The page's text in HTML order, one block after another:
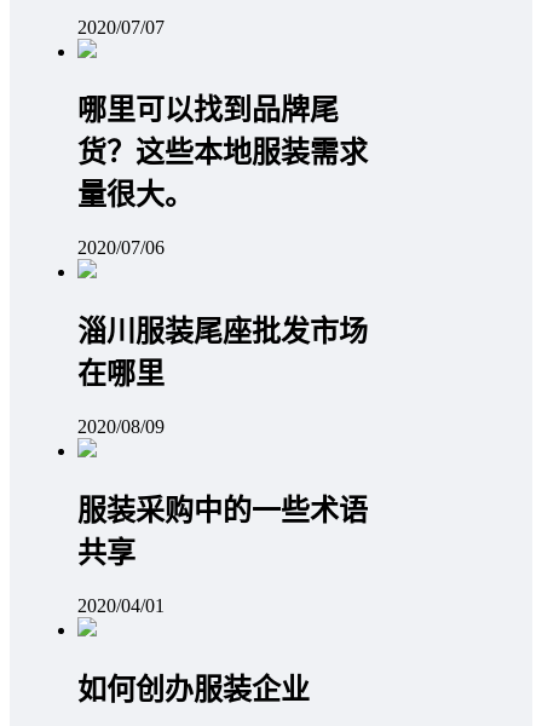
2020/07/07
哪里可以找到品牌尾
货？这些本地服装需求
量很大。
2020/07/06
淄川服装尾座批发市场
在哪里
2020/08/09
服装采购中的一些术语
共享
2020/04/01
如何创办服装企业